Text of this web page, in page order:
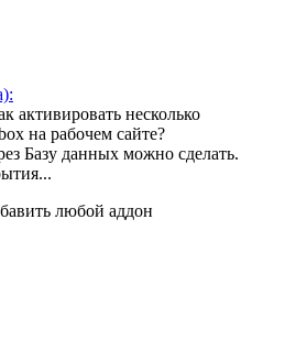
активировать несколько
на рабочем сайте?
Базу данных можно сделать.
любой аддон